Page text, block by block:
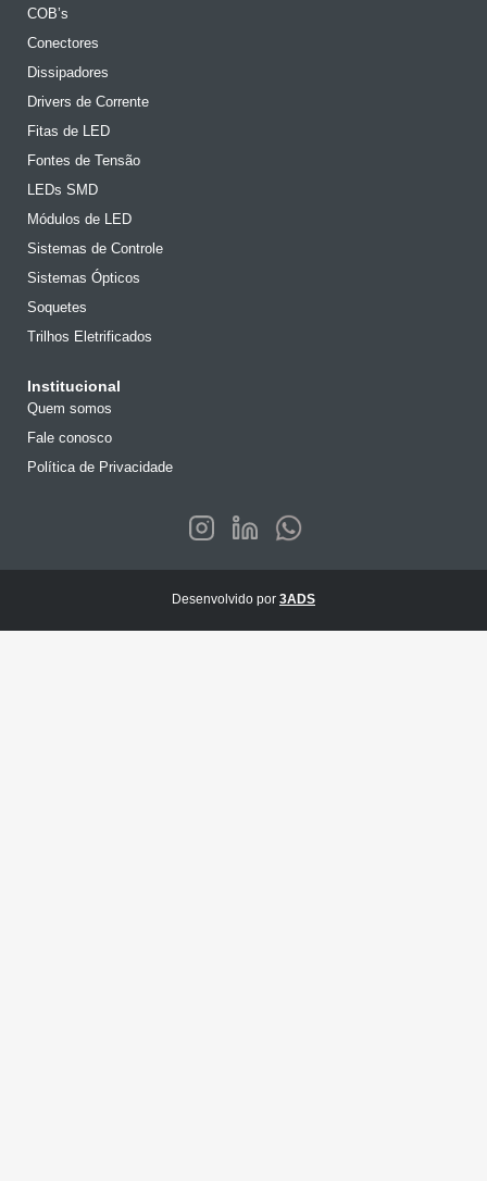
COB’s
Conectores
Dissipadores
Drivers de Corrente
Fitas de LED
Fontes de Tensão
LEDs SMD
Módulos de LED
Sistemas de Controle
Sistemas Ópticos
Soquetes
Trilhos Eletrificados
Institucional
Quem somos
Fale conosco
Política de Privacidade
Desenvolvido por 3ADS